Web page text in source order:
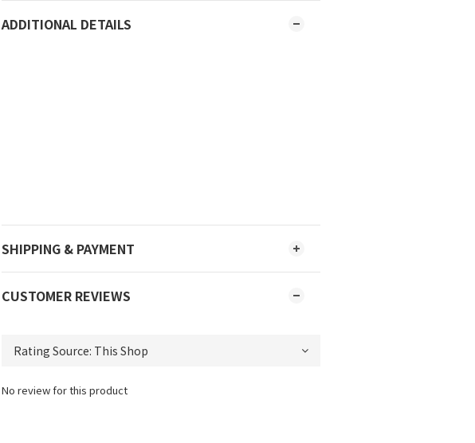
ADDITIONAL DETAILS
SHIPPING & PAYMENT
CUSTOMER REVIEWS
No review for this product